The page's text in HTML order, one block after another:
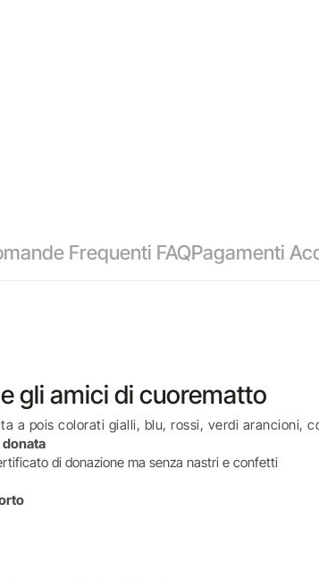
Frequenti FAQPagamenti
gli amici di cuorematto
a pois colorati gialli, blu, rossi, verdi arancioni,
di donazione ma senza nastri e confetti